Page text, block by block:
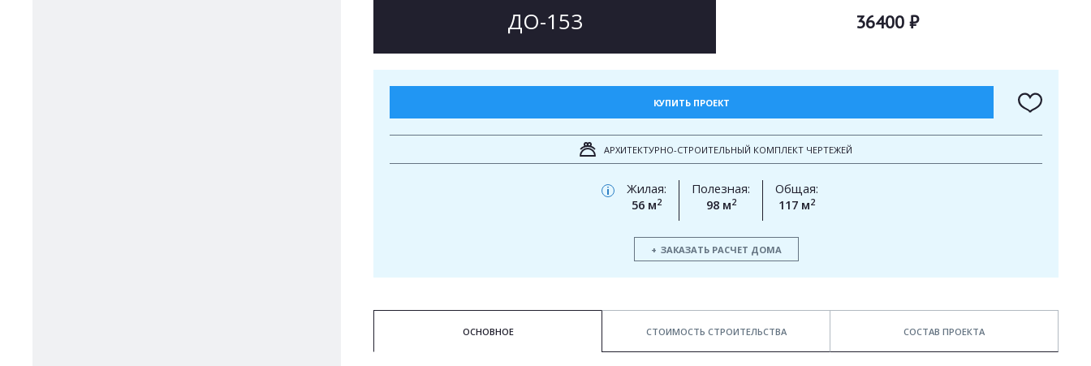
ДО-153 36400 ₽
КУПИТЬ ПРОЕКТ
АРХИТЕКТУРНО-СТРОИТЕЛЬНЫЙ КОМПЛЕКТ ЧЕРТЕЖЕЙ
i
Жилая:
56 м2
Полезная:
98 м2
Общая:
117 м2
ЗАКАЗАТЬ РАСЧЕТ ДОМА
ОСНОВНОЕ СТОИМОСТЬ СТРОИТЕЛЬСТВА СОСТАВ ПРОЕКТА